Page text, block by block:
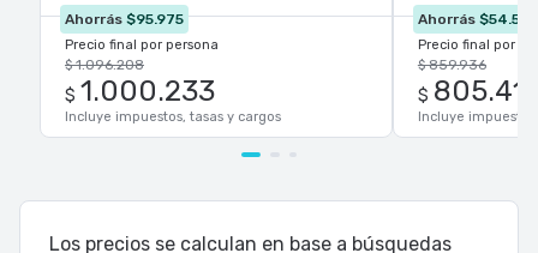
Ahorrás $95.975
Precio final por persona
$ 1.000.233
$ 1.096.208
Incluye impuestos, tasas y cargos
Ahorrás $54.518
Precio final por
$
$ 859.936
Incluye
Los precios se calculan en base a búsquedas